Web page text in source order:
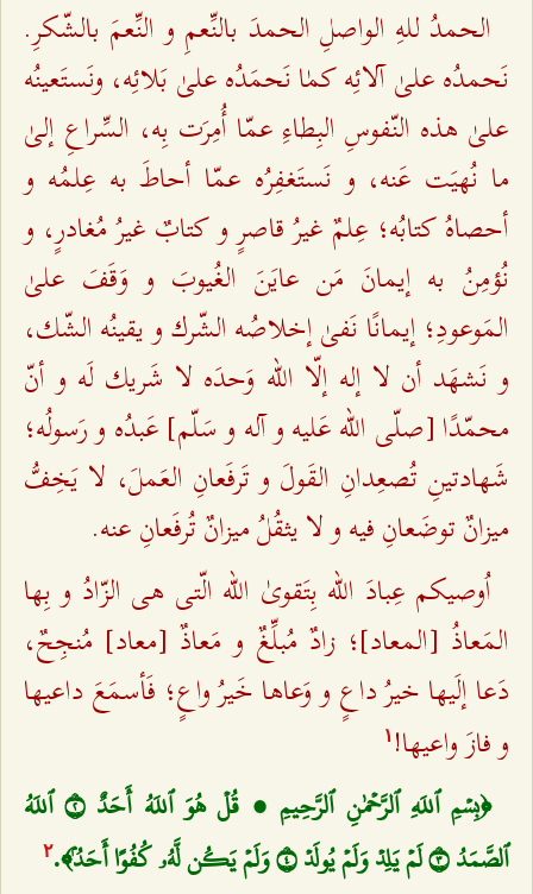
الحمدُ للهِ الواصلِ الحمدَ بالنِّعمِ و النِّعمَ بالشّكرِ.
نَحمدُه علیٰ آلائِه كمٰا نَحمَدُه علیٰ بَلائِه، ونَستَعینُه
علیٰ هذه النّفوسِ البِطاءِ عمّا أُمِرَت بِه، السِّراعِ إلیٰ
ما نُهیَت عَنه، و نَستَغفِرُه عمّا أحاطَ به عِلمُه و
أحصاهُ كتابُه؛ عِلمٌ غیرُ قاصرٍ و كتابٌ غیرُ مُغادرٍ، و
نُؤمِنُ به إیمانَ مَن عایَنَ الغُیوبَ و وَقَفَ علیٰ
المَوعودِ؛ إیمانًا نَفیٰ إخلاصُه الشّرك و یقینُه الشّك،
و نَشهَد أن لا إله إلّا الله وَحدَه لا شَریك لَه و أنّ
محمّدًا [صلّی الله عَلیه و آله و سَلّم] عَبدُه و رَسولُه؛
شَهادتینِ تُصعِدانِ القَولَ و تَرفَعانِ العَملَ، لا یَخِفُّ
میزانٌ توضَعانِ فیه و لا یثقُلُ میزانٌ تُرفَعانِ عنه.
اُوصیكم عِبادَ الله بِتَقویٰ الله الّتی هی الزّادُ و بِها
المَعاذُ [المعاد]؛ زادٌ مُبلِّغٌ و مَعاذٌ [معاد] مُنجِحٌ،
دَعا إلَیها خیرُ داعٍ و وَعاها خَیرُ واعٍ؛ فَأسمَعَ داعیها
و فازَ واعیها! ۱
﴿بِسۡمِ ٱللَهِ ٱلرَّحۡمٰنِ ٱلرَّحِيمِ ۱ قُلۡ هُوَ ٱللَهُ أَحَدٌ ٢ ٱللَهُ
ٱلصَّمَدُ ٣ لَمۡ يَلِدۡ وَلَمۡ يُولَدۡ ٤ وَلَمۡ يَكُن لَّهُۥ كُفُوًا أَحَدُۢ﴾.
٢